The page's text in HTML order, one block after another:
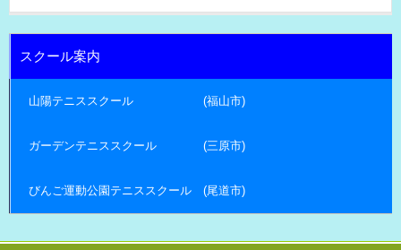
スクール案内
山陽テニススクール (福山市)
ガーデンテニススクール (三原市)
びんご運動公園テニススクール (尾道市)